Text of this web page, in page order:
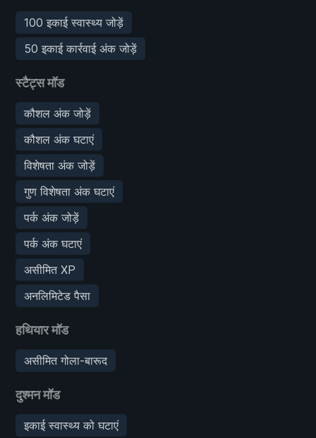
100 इकाई स्वास्थ्य जोड़ें
50 इकाई कार्रवाई अंक जोड़ें
स्टैट्स मॉड
कौशल अंक जोड़ें
कौशल अंक घटाएं
विशेषता अंक जोड़ें
गुण विशेषता अंक घटाएं
पर्क अंक जोड़ें
पर्क अंक घटाएं
असीमित XP
अनलिमिटेड पैसा
हथियार मॉड
असीमित गोला-बारूद
दुश्मन मॉड
इकाई स्वास्थ्य को घटाएं